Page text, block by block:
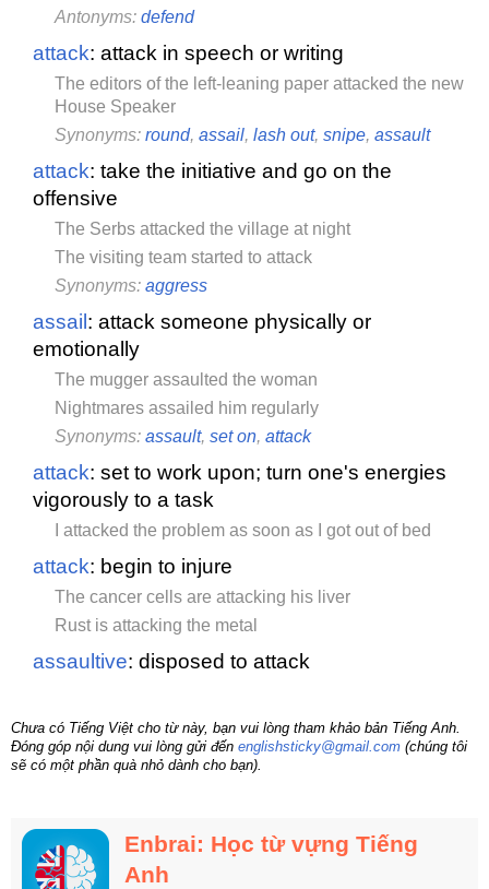
Antonyms: defend
attack: attack in speech or writing
The editors of the left-leaning paper attacked the new
House Speaker
Synonyms: round, assail, lash out, snipe, assault
attack: take the initiative and go on the
offensive
The Serbs attacked the village at night
The visiting team started to attack
Synonyms: aggress
assail : attack someone physically or
emotionally
The mugger assaulted the woman
Nightmares assailed him regularly
Synonyms: assault, set on, attack
attack: set to work upon; turn one's energies
vigorously to a task
I attacked the problem as soon as I got out of bed
attack: begin to injure
The cancer cells are attacking his liver
Rust is attacking the metal
assaultive: disposed to attack
Chưa có Tiếng Việt cho từ này, bạn vui lòng tham khảo bản Tiếng Anh.
Đóng góp nội dung vui lòng gửi đến englishsticky@gmail.com (chúng tôi
sẽ có một phần quà nhỏ dành cho bạn).
Enbrai: Học từ vựng Tiếng
Anh